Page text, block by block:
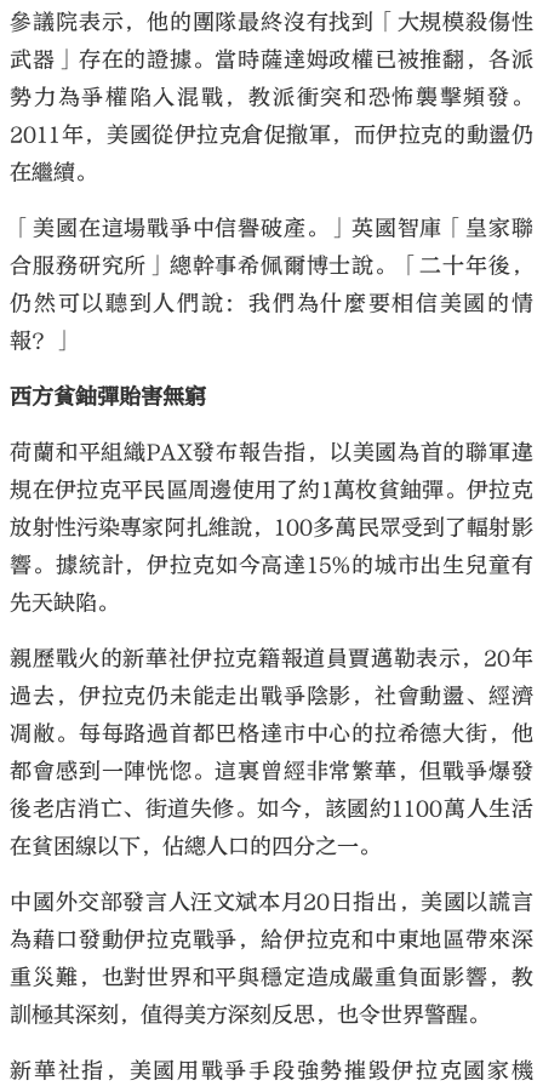
參議院表示，他的團隊最終沒有找到「大規模殺傷性
武器」存在的證據。當時薩達姆政權已被推翻，各派
勢力為爭權陷入混戰，教派衝突和恐怖襲擊頻發。
2011年，美國從伊拉克倉促撤軍，而伊拉克的動盪仍
在繼續。
「美國在這場戰爭中信譽破產。」英國智庫「皇家聯
合服務研究所」總幹事希佩爾博士說。「二十年後，
仍然可以聽到人們說：我們為什麼要相信美國的情
報？」
西方貧鈾彈貽害無窮
荷蘭和平組織PAX發布報告指，以美國為首的聯軍違
規在伊拉克平民區周邊使用了約1萬枚貧鈾彈。伊拉克
放射性污染專家阿扎維說，100多萬民眾受到了輻射影
響。據統計，伊拉克如今高達15%的城市出生兒童有
先天缺陷。
親歷戰火的新華社伊拉克籍報道員賈邁勒表示，20年
過去，伊拉克仍未能走出戰爭陰影，社會動盪、經濟
凋敝。每每路過首都巴格達市中心的拉希德大街，他
都會感到一陣恍惚。這裏曾經非常繁華，但戰爭爆發
後老店消亡、街道失修。如今，該國約1100萬人生活
在貧困線以下，佔總人口的四分之一。
中國外交部發言人汪文斌本月20日指出，美國以謊言
為藉口發動伊拉克戰爭，給伊拉克和中東地區帶來深
重災難，也對世界和平與穩定造成嚴重負面影響，教
訓極其深刻，值得美方深刻反思，也令世界警醒。
新華社指，美國用戰爭手段強勢摧毀伊拉克國家機